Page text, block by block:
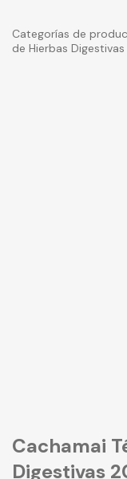
Categorías de
de Hierbas
Cachamai
Digestivas